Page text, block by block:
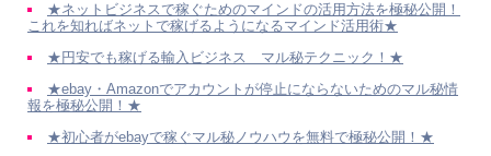
★ネットビジネスで稼ぐためのマインドの活用方法を極秘公開！
これを知ればネットで稼げるようになるマインド活用術★
★円安でも稼げる輸入ビジネス マル秘テクニック！★
★ebay・Amazonでアカウントが停止にならないためのマル秘情
報を極秘公開！★
★初心者がebayで稼ぐマル秘ノウハウを無料で極秘公開！★